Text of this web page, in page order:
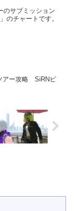
のサブミッション
のチャートです。
アー攻略 SiRNビ